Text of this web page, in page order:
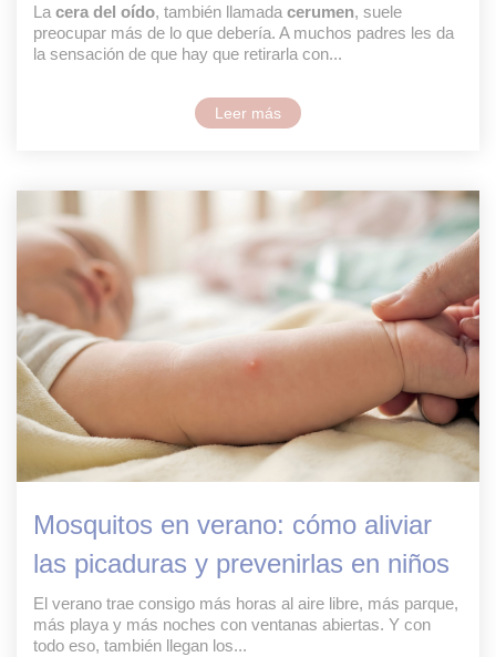
La cera del oído, también llamada cerumen, suele
preocupar más de lo que debería. A muchos padres les da
la sensación de que hay que retirarla con...
Leer más
Mosquitos en verano: cómo aliviar
las picaduras y prevenirlas en niños
El verano trae consigo más horas al aire libre, más parque,
más playa y más noches con ventanas abiertas. Y con
todo eso, también llegan los...